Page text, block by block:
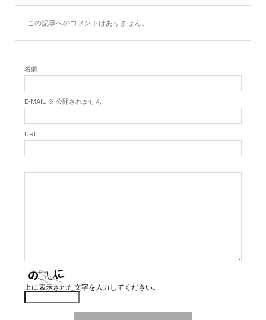
この記事へのコメントはありません。
名前
E-MAIL ※ 公開されません
URL
上に表示された文字を入力してください。